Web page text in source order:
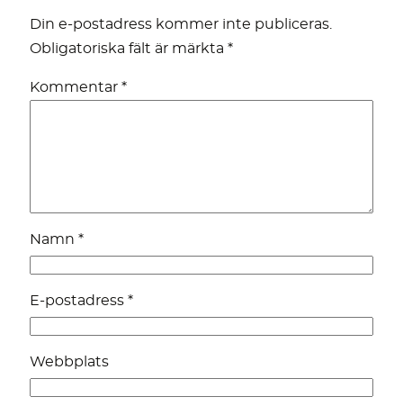
Din e-postadress kommer inte publiceras.
Obligatoriska fält är märkta *
Kommentar *
Namn *
E-postadress *
Webbplats